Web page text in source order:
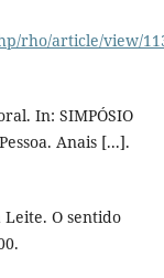
rho/article/view/
In: SIMPÓSIO
Anais [...].
Leite. O sentido